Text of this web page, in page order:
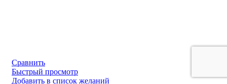
Сравнить
Быстрый просмотр
Добавить в список желаний